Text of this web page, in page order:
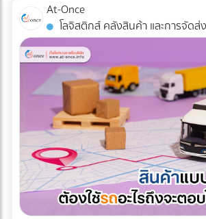
งาน ระบบระบายน้ำใต้ดิน (Subsurface
ใต้ดินเพื่อลดระดับน้ำใต้ดิน ป้องกันดินอ่อนตัว
น้ำ (Retention Ponds & Pump Stations): ส
ชั่วคราวในจุดที่ต่ำที่สุด และใช้ปั๊มน้ำบาดาลหรื
ใหญ่ สูบน้ำออกสู่แหล่งน้ำสาธารณะอย่างรวด
และคำแนะนำสำหรับ Site Manager จากการ
อย่างรัดกุม โครงการสามารถดำเนินงานต่อไ
ฝน อายุการใช้งานของเครื่องจักรไม่สั้นลง แ
ฉุกเฉิน สรุป 3 ข้อแนะนำก่อนเริ่มงาน: 1. เช็กประวัติน้ำท่วมย้อน
หลัง 2. เตรียมเนินดินหรือพื้นที่สูงสำหรับจอดเครื่องจักรหลังเลิก
งาน 3. จัดทำแผนฉุกเฉินในการอพยพเครื่องจักร กำลังเตรียม
พื้นที่ก่อสร้าง หรือต้องการเช่าเครื่องจักรหนั
จัดการเรื่องน้ำ? ค้นหาและเปรียบเทียบบริกา
และเสียต้นทุน ในปี 2026 AI ตรวจสอบคุณภาพ และ Machine
Learning โรงงาน ได้เข้ามาปฏิวัติเครื่องตร
ไปสู่ยุคใหม่ที่แม่นยำกว่าเดิมเพื่อแก้ปัญหา
จริงจัง ซึ่งถือเป็นมาตรฐานใหม่ที่โรงงานอาหา
ปรับตัวตามแนวทางสากลนี้ Machine Learning เปลี่ยนการ
ทำงานของเครื่อง X-ray อย่างไร? เทคโนโลยี
อุตสาหกรรมอาหาร 2026 ใช้ระบบ AI ในการท
Detection (การตรวจจับความผิดปกติ) แทน
แน่นแบบตายตัว AI จะเรียนรู้ภาพของอาหา
หมื่นภาพ เมื่อเจอสิ่งผิดปกติที่ซ่อนอยู่ในพื้นผิ
ซีเรียล หรือถั่วรวม) AI จะประมวลผลและคัดแย
เทรนด์ความสามารถใหม่ของระบบ QC อาหาร
ตรวจจับสิ่งแปลกปลอมความหนาแน่นต่ำ: AI
At-Once
โลจิสติกส์ คลังสินค้า และการจัดส่ง